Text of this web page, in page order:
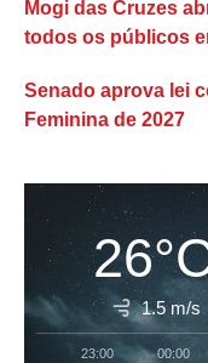
Mogi das Cruzes
todos os públicos
Senado aprova lei
Feminina de 2027
1.5 m/s
23:00 00:00